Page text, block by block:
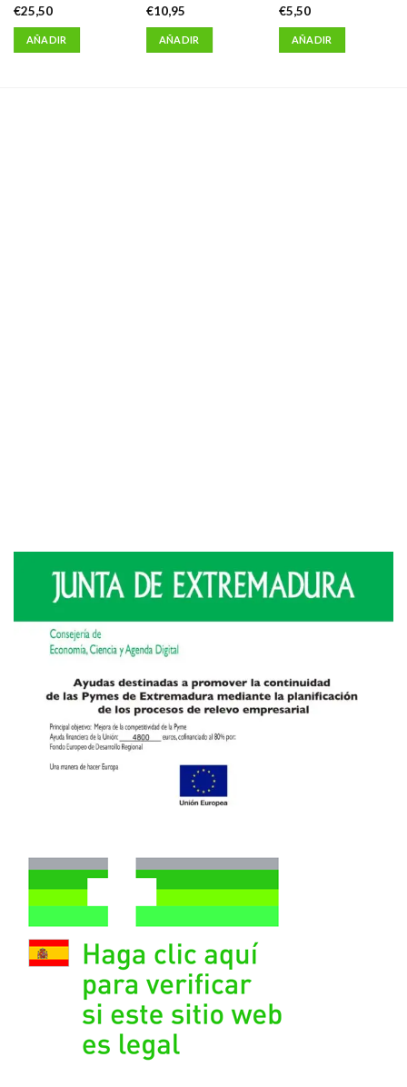
€25,50
AÑADIR
€10,95
AÑADIR
€5,50
AÑADIR